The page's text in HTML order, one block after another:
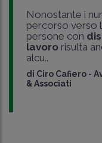
Nonostante i
percorso verso
persone con
lavororisulta
alcu..
di Ciro Cafiero -
& Associati